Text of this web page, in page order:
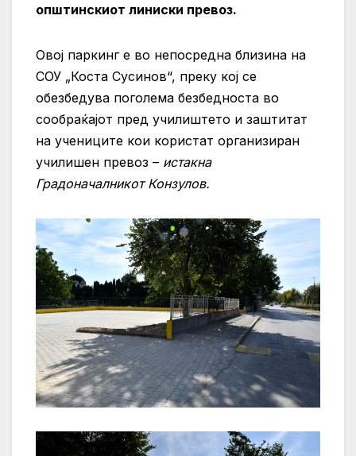
општинскиот линиски превоз.
Овој паркинг е во непосредна близина на
СОУ „Коста Сусинов“, преку кој се
обезбедува поголема безбедноста во
сообраќајот пред училиштето и заштитат
на учениците кои користат организиран
училишен превоз – истакна
Градоначалникот Конзулов.